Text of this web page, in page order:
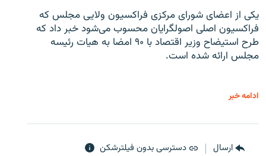
یکی از اعضای شورای مرکزی فراکسیون ولایی مجلس که
فراکسیون اصلی اصولگرایان محسوب می‌شود خبر داد که
طرح استیضاح وزیر اقتصاد با ۹۰ امضا به هیات رئیسه
مجلس ارائه شده است.
ادامه خبر
ارسال دسترسی بدون فیلترشکن